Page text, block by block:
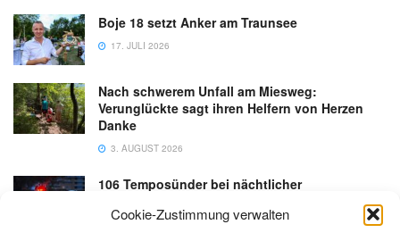
Cookie-Zustimmung verwalten
Boje 18 setzt Anker am Traunsee
17. JULI 2026
Nach schwerem Unfall am Miesweg:
Verunglückte sagt ihren Helfern von Herzen
Danke
3. AUGUST 2026
106 Temposünder bei nächtlicher